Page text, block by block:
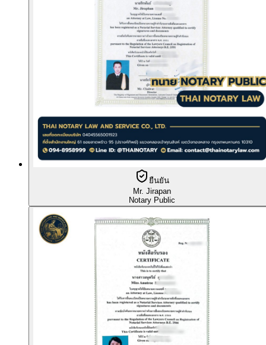
ยืนยัน
Mr. Jirapan
Notary Public